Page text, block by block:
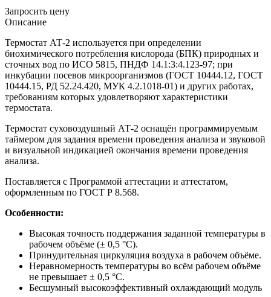
Запросить цену
Описание
Термостат АТ-2 используется при определении
биохимического потребления кислорода (БПК) природных и
сточных вод по ИСО 5815, ПНДФ 14.1:3:4.123-97; при
инкубации посевов микроорганизмов (ГОСТ 10444.12, ГОСТ
10444.15, РД 52.24.420, МУК 4.2.1018-01) и других работах,
требованиям которых удовлетворяют характеристики
термостата.
Термостат суховоздушный АТ-2 оснащён программируемым
таймером для задания времени проведения анализа и звуковой
и визуальной индикацией окончания времени проведения
анализа.
Поставляется с Программой аттестации и аттестатом,
оформленным по ГОСТ Р 8.568.
Особенности:
Высокая точность поддержания заданной температуры в
рабочем объёме (± 0,5 °С).
Принудительная циркуляция воздуха в рабочем объёме.
Неравномерность температуры во всём рабочем объёме
не превышает ± 0,5 °С.
Бесшумный высокоэффективный охлаждающий модуль